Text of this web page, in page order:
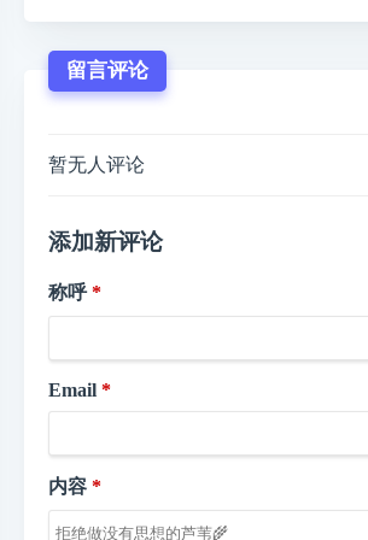
留言评论
暂无人评论
添加新评论
称呼
Email
内容